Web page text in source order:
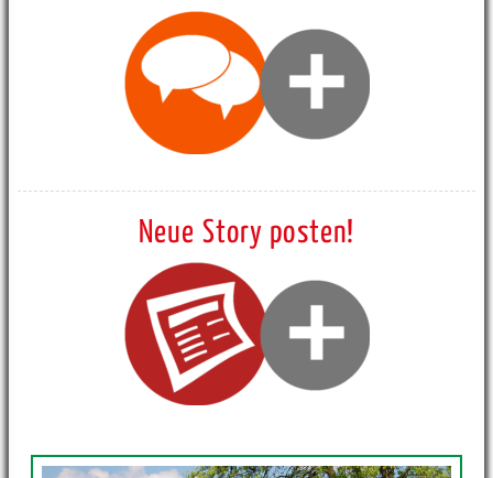
Neue Story posten!